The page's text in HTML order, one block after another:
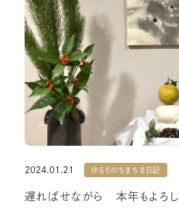
2024.01.21 ゆるりのちまちま日記
遅ればせながら 本年もよろし